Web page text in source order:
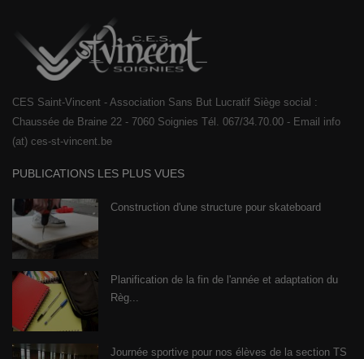
CES Saint-Vincent - Association Sans But Lucratif Siège social :
Chaussée de Braine 22 - 7060 Soignies Tél. 067/34.70.00 - Email info
(at) ces-st-vincent.be
PUBLICATIONS LES PLUS VUES
Construction d'une structure pour skateboard
Planification de la fin de l'année et adaptation du
Règ...
Journée sportive pour nos élèves de la section TS